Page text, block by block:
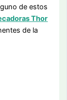
de estos
Thor
de la